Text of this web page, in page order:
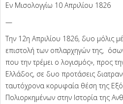
Εν Μισολογγίω 10 Απριλίου 1826
—
Την 12η Απριλίου 1826, δυο μόλις
επιστολή των οπλαρχηγών της,
που την τρέμει ο λογισμός», προς
Ελλάδος, σε δυο προτάσεις
ταυτόχρονα κορυφαία θέση της
Πολιορκημένων στην Ιστορία της